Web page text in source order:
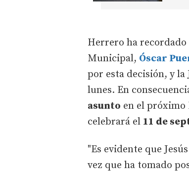
Herrero ha
Municipal, Óscar
por esta decisión, y la
lunes. En
asunto en el próximo
celebrará el 11 de
"Es evidente que
vez que ha tomado